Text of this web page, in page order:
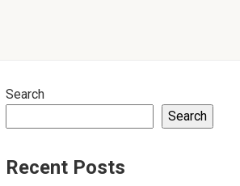
Search
Search
Recent Posts